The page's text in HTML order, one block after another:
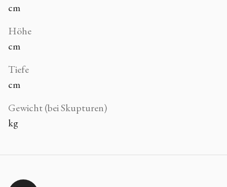
cm
Höhe
cm
Tiefe
cm
Gewicht (bei Skupturen)
kg